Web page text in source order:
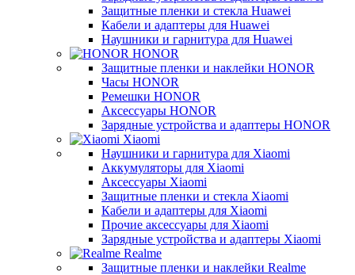
Защитные пленки и стекла Huawei
Кабели и адаптеры для Huawei
Наушники и гарнитура для Huawei
HONOR
Защитные пленки и наклейки HONOR
Часы HONOR
Ремешки HONOR
Аксессуары HONOR
Зарядные устройства и адаптеры HONOR
Xiaomi
Наушники и гарнитура для Xiaomi
Аккумуляторы для Xiaomi
Аксессуары Xiaomi
Защитные пленки и стекла Xiaomi
Кабели и адаптеры для Xiaomi
Прочие аксессуары для Xiaomi
Зарядные устройства и адаптеры Xiaomi
Realme
Защитные пленки и наклейки Realme